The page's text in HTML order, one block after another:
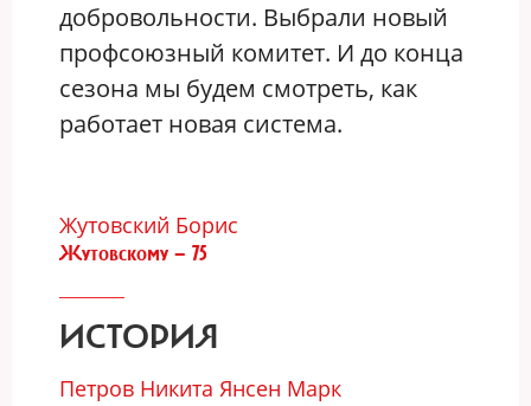
добровольности. Выбрали новый
профсоюзный комитет. И до конца
сезона мы будем смотреть, как
работает новая система.
Жутовский Борис
Жутовскому — 75
ИСТОРИЯ
Петров Никита Янсен Марк